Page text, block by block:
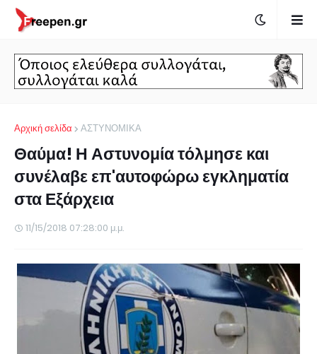
Αρχική σελίδα ΑΣΤΥΝΟΜΙΚΑ
Θαύμα! Η Αστυνομία τόλμησε και
συνέλαβε επ'αυτοφώρω εγκληματία
στα Εξάρχεια
11/15/2018 07:28:00 μ.μ.